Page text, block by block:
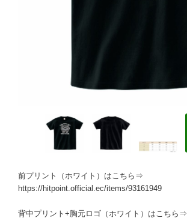
前プリント（ホワイト）はこちら⇒
https://hitpoint.official.ec/items/93161949
背中プリント+胸元ロゴ（ホワイト）はこちら⇒